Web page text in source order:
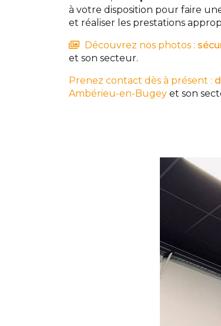
à votre disposition pour faire
et réaliser les prestations
Découvrez nos photos :
et son secteur.
Prenez contact dès à présent :
Ambérieu-en-Bugey et son